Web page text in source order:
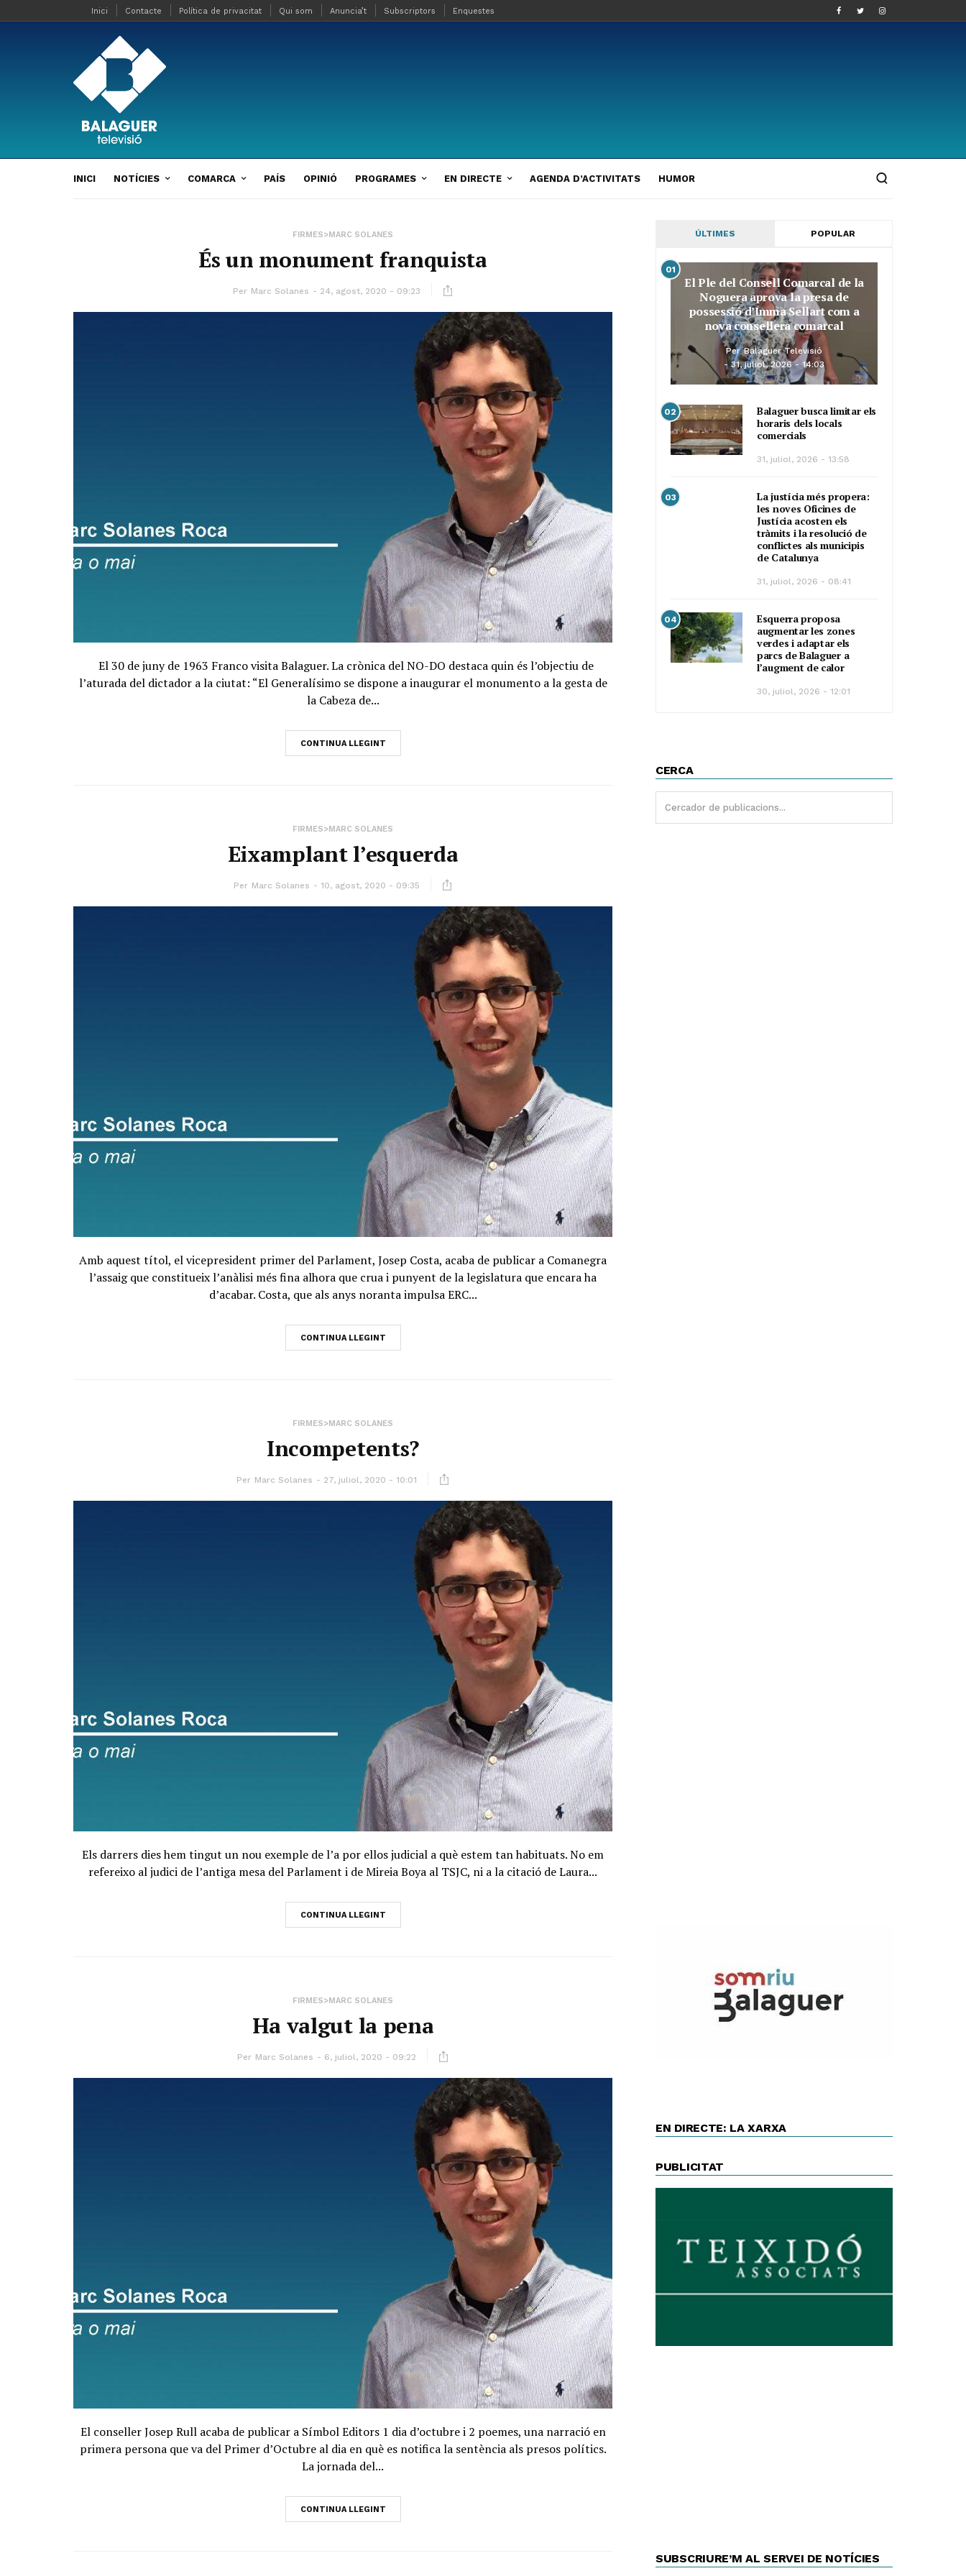
Inici Contacte Política de privacitat Qui som Anuncia’t Subscriptors Enquestes
INICI NOTÍCIES COMARCA PAÍS OPINIÓ PROGRAMES EN DIRECTE AGENDA D’ACTIVITATS HUMOR
FIRMES>MARC SOLANES
És un monument franquista
Per Marc Solanes 24, agost, 2020 - 09:23
El 30 de juny de 1963 Franco visita Balaguer. La crònica del NO-DO destaca quin és l’objectiu de
l’aturada del dictador a la ciutat: “El Generalísimo se dispone a inaugurar el monumento a la gesta de
la Cabeza de...
CONTINUA LLEGINT
FIRMES>MARC SOLANES
Eixamplant l’esquerda
Per Marc Solanes 10, agost, 2020 - 09:35
Amb aquest títol, el vicepresident primer del Parlament, Josep Costa, acaba de publicar a Comanegra
l’assaig que constitueix l’anàlisi més fina alhora que crua i punyent de la legislatura que encara ha
d’acabar. Costa, que als anys noranta impulsa ERC...
CONTINUA LLEGINT
FIRMES>MARC SOLANES
Incompetents?
Per Marc Solanes 27, juliol, 2020 - 10:01
Els darrers dies hem tingut un nou exemple de l’a por ellos judicial a què estem tan habituats. No em
refereixo al judici de l’antiga mesa del Parlament i de Mireia Boya al TSJC, ni a la citació de Laura...
CONTINUA LLEGINT
FIRMES>MARC SOLANES
Ha valgut la pena
Per Marc Solanes 6, juliol, 2020 - 09:22
El conseller Josep Rull acaba de publicar a Símbol Editors 1 dia d’octubre i 2 poemes, una narració en
primera persona que va del Primer d’Octubre al dia en què es notifica la sentència als presos polítics.
La jornada del...
CONTINUA LLEGINT
ÚLTIMES POPULAR
01
El Ple del Consell Comarcal de la
Noguera aprova la presa de
possessió d’Imma Sellart com a
nova consellera comarcal
Per Balaguer Televisió
31, juliol, 2026 - 14:03
02
Balaguer busca limitar els
horaris dels locals
comercials
31, juliol, 2026 - 13:58
03
La justícia més propera:
les noves Oficines de
Justícia acosten els
tràmits i la resolució de
conflictes als municipis
de Catalunya
31, juliol, 2026 - 08:41
04
Esquerra proposa
augmentar les zones
verdes i adaptar els
parcs de Balaguer a
l’augment de calor
30, juliol, 2026 - 12:01
CERCA
EN DIRECTE: LA XARXA
PUBLICITAT
SUBSCRIURE’M AL SERVEI DE NOTÍCIES